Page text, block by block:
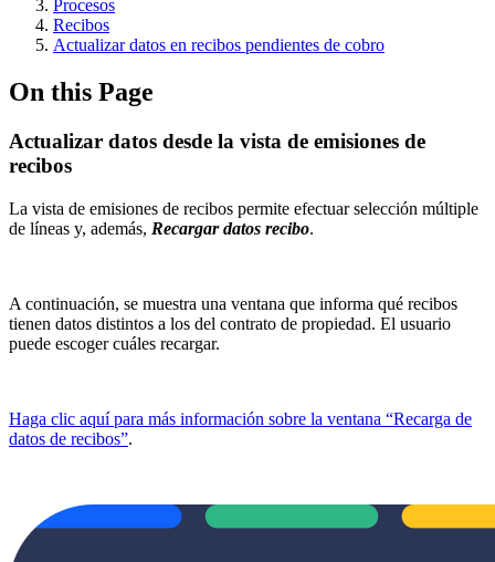
Procesos
Recibos
Actualizar datos en recibos pendientes de cobro
On this Page
Actualizar datos desde la vista de emisiones de
recibos
La vista de emisiones de recibos permite efectuar selección múltiple
de líneas y, además, Recargar datos recibo.
A continuación, se muestra una ventana que informa qué recibos
tienen datos distintos a los del contrato de propiedad. El usuario
puede escoger cuáles recargar.
Haga clic aquí para más información sobre la ventana “Recarga de
datos de recibos”.